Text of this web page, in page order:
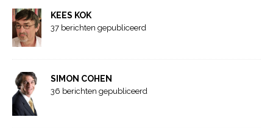
KEES KOK
37 berichten gepubliceerd
SIMON COHEN
36 berichten gepubliceerd